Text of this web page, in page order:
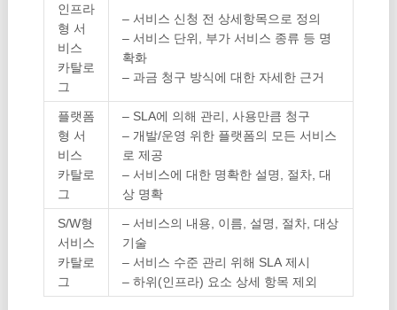
인프라
형 서
비스
카탈로
그
– 서비스 신청 전 상세항목으로 정의
– 서비스 단위, 부가 서비스 종류 등 명
확화
– 과금 청구 방식에 대한 자세한 근거
플랫폼
형 서
비스
카탈로
그
– SLA에 의해 관리, 사용만큼 청구
– 개발/운영 위한 플랫폼의 모든 서비스
로 제공
– 서비스에 대한 명확한 설명, 절차, 대
상 명확
S/W형
서비스
카탈로
그
– 서비스의 내용, 이름, 설명, 절차, 대상
기술
– 서비스 수준 관리 위해 SLA 제시
– 하위(인프라) 요소 상세 항목 제외